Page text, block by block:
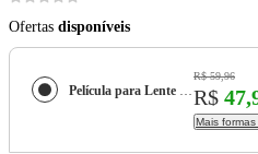
Ofertas disponíveis
Película para Lente de Câmera para Samsung Galaxy S23 - Gshield
R$ 59,96
R$
Mais